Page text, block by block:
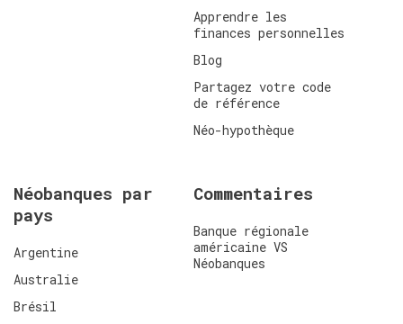
Apprendre les
finances personnelles
Blog
Partagez votre code
de référence
Néo-hypothèque
Néobanques par
pays
Argentine
Australie
Brésil
Commentaires
Banque régionale
américaine VS
Néobanques